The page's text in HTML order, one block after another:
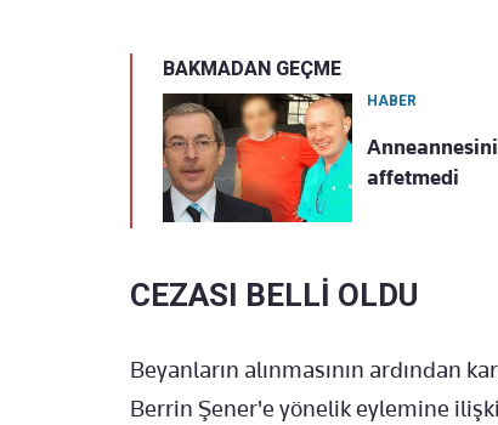
BAKMADAN GEÇME
HABER
affetmedi
CEZASI BELLİ OLDU
Beyanların alınmasının ardından
Berrin Şener'e yönelik eylemine